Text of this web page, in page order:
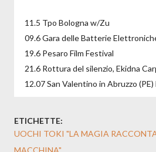
11.5 Tpo Bologna w/Zu
09.6 Gara delle Batterie
19.6 Pesaro Film Festival
21.6 Rottura del silenzio, Ekidna
12.07 San Valentino in Abruzzo
ETICHETTE:
UOCHI TOKI "LA MAGIA
MACCHINA"